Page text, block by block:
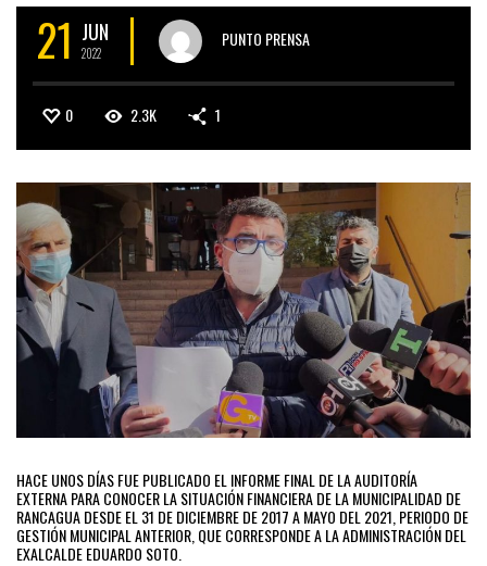
21 JUN
2022
PUNTO PRENSA
0 2.3K 1
HACE UNOS DÍAS FUE PUBLICADO EL INFORME FINAL DE LA AUDITORÍA
EXTERNA PARA CONOCER LA SITUACIÓN FINANCIERA DE LA MUNICIPALIDAD DE
RANCAGUA DESDE EL 31 DE DICIEMBRE DE 2017 A MAYO DEL 2021, PERIODO DE
GESTIÓN MUNICIPAL ANTERIOR, QUE CORRESPONDE A LA ADMINISTRACIÓN DEL
EXALCALDE EDUARDO SOTO.